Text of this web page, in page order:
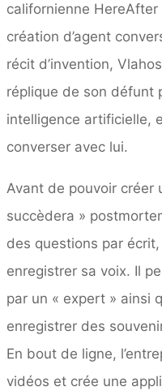
californienne
création d’agent
récit d’invention,
réplique de son défunt
intelligence artificielle,
converser avec lui.
Avant de pouvoir créer
succèdera »
des questions par
enregistrer sa voix. Il
par un « expert » ainsi
enregistrer des
En bout de ligne,
vidéos et crée une